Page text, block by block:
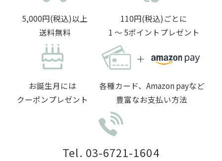
5,000円(税込)以上
送料無料
110円(税込)ごとに
1 〜 5ポイントプレゼント
お誕生月には
クーポンプレゼント
各種カード、Amazon payなど
豊富なお支払い方法
Tel. 03-6721-1604